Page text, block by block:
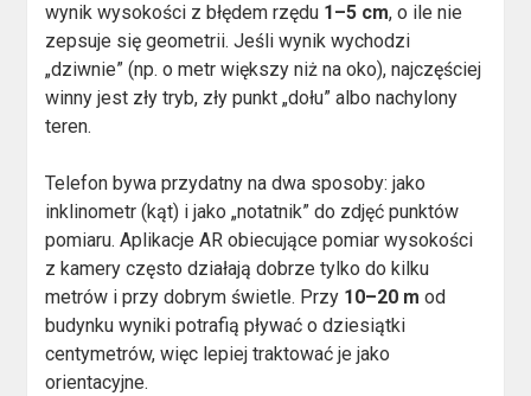
wynik wysokości z błędem rzędu 1–5 cm, o ile nie
zepsuje się geometrii. Jeśli wynik wychodzi
„dziwnie” (np. o metr większy niż na oko), najczęściej
winny jest zły tryb, zły punkt „dołu” albo nachylony
teren.
Telefon bywa przydatny na dwa sposoby: jako
inklinometr (kąt) i jako „notatnik” do zdjęć punktów
pomiaru. Aplikacje AR obiecujące pomiar wysokości
z kamery często działają dobrze tylko do kilku
metrów i przy dobrym świetle. Przy 10–20 m od
budynku wyniki potrafią pływać o dziesiątki
centymetrów, więc lepiej traktować je jako
orientacyjne.